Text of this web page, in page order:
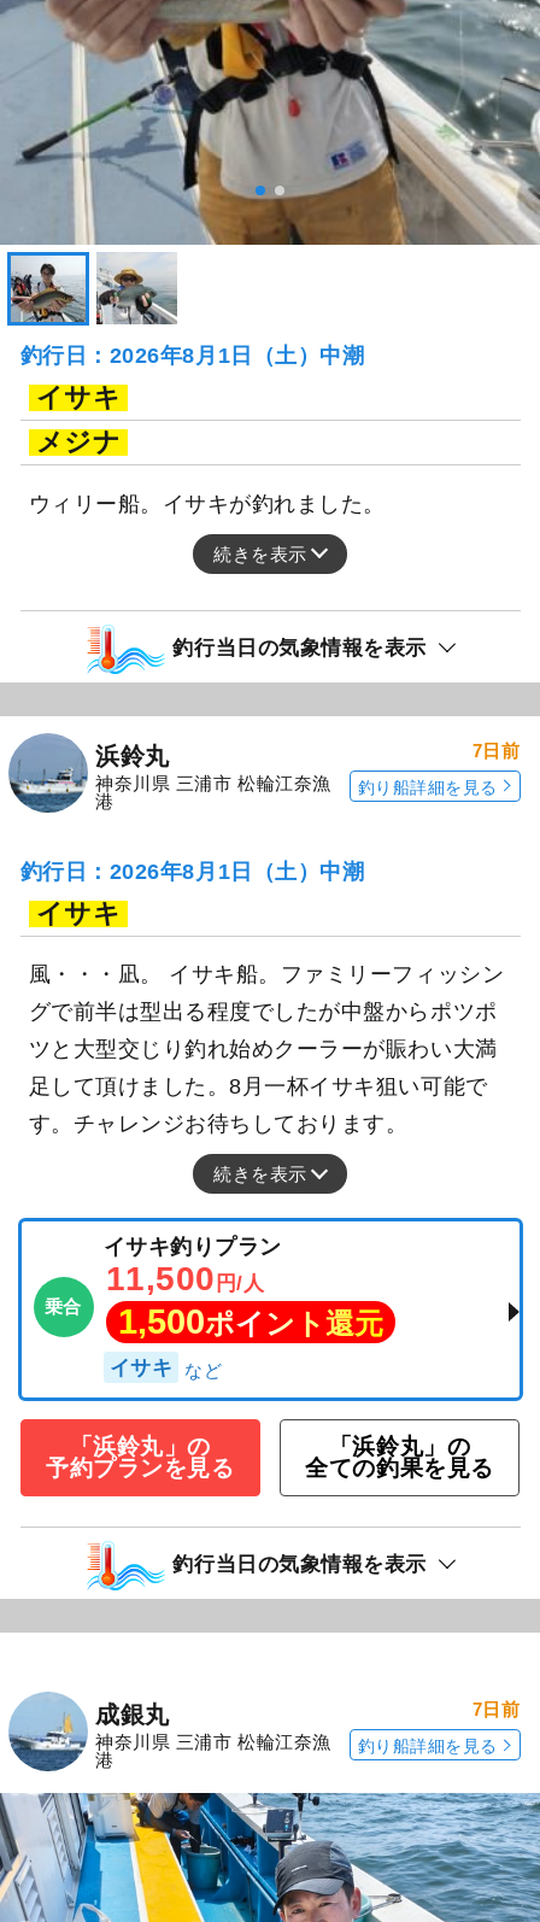
釣行日：2026年8月1日（土）中潮
イサキ
メジナ
ウィリー船。イサキが釣れました。
続きを表示
釣行当日の気象情報を表示
浜鈴丸
神奈川県 三浦市 松輪江奈漁
港
7日前
釣り船詳細を見る
釣行日：2026年8月1日（土）中潮
イサキ
風・・・凪。 イサキ船。ファミリーフィッシン
グで前半は型出る程度でしたが中盤からポツポ
ツと大型交じり釣れ始めクーラーが賑わい大満
足して頂けました。8月一杯イサキ狙い可能で
す。チャレンジお待ちしております。
続きを表示
乗合
イサキ釣りプラン
11,500 円/人
1,500ポイント還元
イサキ
「浜鈴丸」の
予約プランを見る
「浜鈴丸」の
全ての釣果を見る
釣行当日の気象情報を表示
成銀丸
神奈川県 三浦市 松輪江奈漁
港
7日前
釣り船詳細を見る